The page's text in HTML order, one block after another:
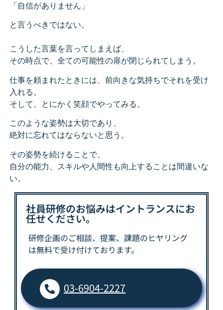
「自信がありません」
と言うべきではない。
こうした言葉を言ってしまえば、
その時点で、全ての可能性の扉が閉じられてしまう。
仕事を頼まれたときには、前向きな気持ちでそれを受け
入れる。
そして、とにかく笑顔でやってみる。
このような姿勢は大切であり、
絶対に忘れてはならないと思う。
その姿勢を続けることで、
自分の能力、スキルや人間性も向上することは間違いな
い。
社員研修のお悩みはイントランスにお
任せください。
研修企画のご相談、提案、課題のヒヤリング
は無料で受け付けております。
03-6904-2227